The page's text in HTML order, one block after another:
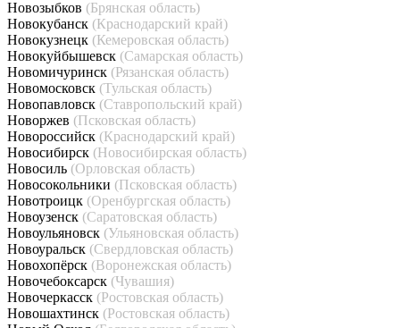
Новозыбков (Брянская область)
Новокубанск (Краснодарский край)
Новокузнецк (Кемеровская область)
Новокуйбышевск (Самарская область)
Новомичуринск (Рязанская область)
Новомосковск (Тульская область)
Новопавловск (Ставропольский край)
Новоржев (Псковская область)
Новороссийск (Краснодарский край)
Новосибирск (Новосибирская область)
Новосиль (Орловская область)
Новосокольники (Псковская область)
Новотроицк (Оренбургская область)
Новоузенск (Саратовская область)
Новоульяновск (Ульяновская область)
Новоуральск (Свердловская область)
Новохопёрск (Воронежская область)
Новочебоксарск (Чувашия)
Новочеркасск (Ростовская область)
Новошахтинск (Ростовская область)